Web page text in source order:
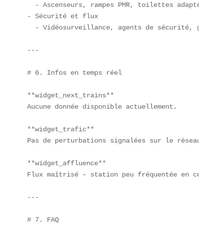
  - Ascenseurs, rampes PMR, toilettes adaptées
- Sécurité et flux
- Vidéosurveillance, agents de sécurité,
---
# 6. Infos en temps réel
**widget_next_trains**
Aucune donnée disponible actuellement.
**widget_trafic**
Pas de perturbations signalées sur le réseau.
**widget_affluence**
Flux maîtrisé – station peu fréquentée en ce
---
# 7. FAQ